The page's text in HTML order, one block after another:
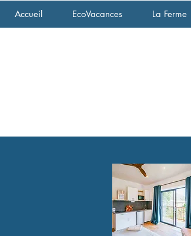
Accueil EcoVacances La Ferme